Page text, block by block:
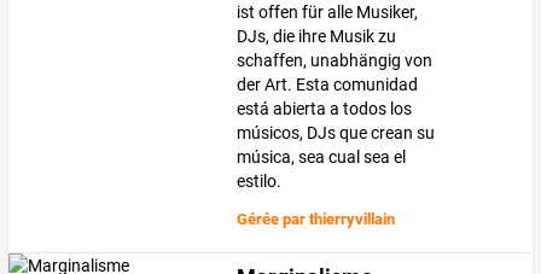
ist offen für alle Musiker,
DJs, die ihre Musik zu
schaffen, unabhängig von
der Art. Esta comunidad
está abierta a todos los
músicos, DJs que crean su
música, sea cual sea el
estilo.
Gérée parthierryvillain